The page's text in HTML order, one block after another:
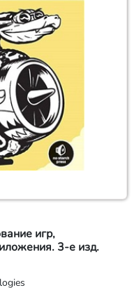
игр,
3-е изд.